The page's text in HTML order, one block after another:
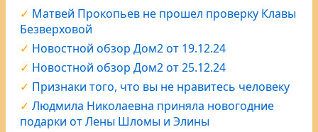
Матвей Прокопьев не прошел проверку Клавы
Безверховой
Новостной обзор Дом2 от 19.12.24
Новостной обзор Дом2 от 25.12.24
Признаки того, что вы не нравитесь человеку
Людмила Николаевна приняла новогодние
подарки от Лены Шломы и Элины